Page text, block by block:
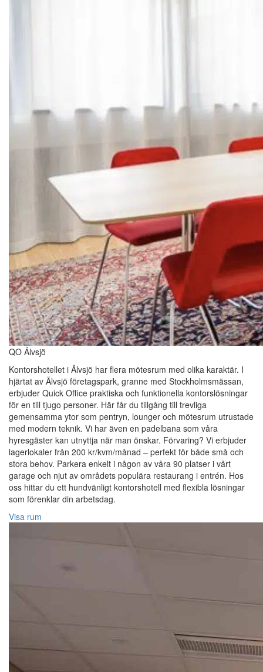
QO Älvsjö
Kontorshotellet i Älvsjö har flera mötesrum med olika karaktär. I
hjärtat av Älvsjö företagspark, granne med Stockholmsmässan,
erbjuder Quick Office praktiska och funktionella kontorslösningar
för en till tjugo personer. Här får du tillgång till trevliga
gemensamma ytor som pentryn, lounger och mötesrum utrustade
med modern teknik. Vi har även en padelbana som våra
hyresgäster kan utnyttja när man önskar. Förvaring? Vi erbjuder
lagerlokaler från 200 kr/kvm/månad – perfekt för både små och
stora behov. Parkera enkelt i någon av våra 90 platser i vårt
garage och njut av områdets populära restaurang i entrén. Hos
oss hittar du ett hundvänligt kontorshotell med flexibla lösningar
som förenklar din arbetsdag.
Visa rum